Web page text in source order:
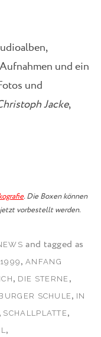
und ein
und
Jacke,
. Die Boxen können
vorbestellt werden.
and tagged as
1999 ,ANFANG
, DIE STERNE ,
SCHULE, IN
, SCHALLPLATTE,
,